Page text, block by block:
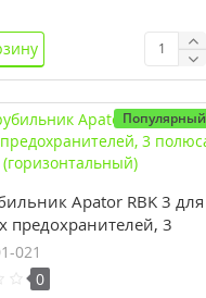
Популярный
Apator RBK 3 для
предохранителей, 3
021
0